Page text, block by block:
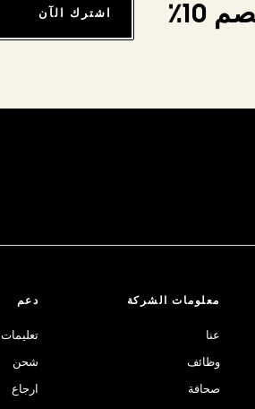
اشترك الآن
معلومات الشركة
عنا
وظائف
صحافة
دعم
تعليمات
شحن
ارجاع